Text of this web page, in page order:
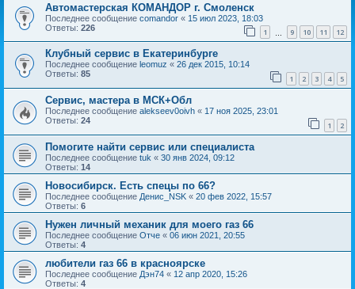
Автомастерская КОМАНДОР г. Смоленск
Последнее сообщение comandor « 15 июл 2023, 18:03
Ответы: 226 1 9 10 11 12
Клубный сервис в Екатеринбурге
Последнее сообщение leomuz « 26 дек 2015, 10:14
Ответы: 85 1 2 3 4 5
Сервис, мастера в МСК+Обл
Последнее сообщение alekseev0oivh « 17 ноя 2025, 23:01
Ответы: 24 1 2
Помогите найти сервис или специалиста
Последнее сообщение tuk « 30 янв 2024, 09:12
Ответы: 14
Новосибирск. Есть спецы по 66?
Последнее сообщение Денис_NSK « 20 фев 2022, 15:57
Ответы: 6
Нужен личный механик для моего газ 66
Последнее сообщение Отче « 06 июн 2021, 20:55
Ответы: 4
любители газ 66 в красноярске
Последнее сообщение Дэн74 « 12 апр 2020, 15:26
Ответы: 4